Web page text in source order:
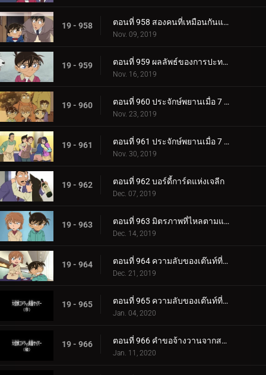
19 - 958 ตอนที่ 958 สองคนที่เหมือนกันแต่เข้ากันไม่ได้[11]
Nov. 09, 2019
19 - 959 ตอนที่ 959 ผลลัพธ์ของการปะทะกัน
Nov. 16, 2019
19 - 960 ตอนที่ 960 ประจักษ์พยานเมื่อ 7 ปีก่อน (ตอนแรก)
Nov. 23, 2019
19 - 961 ตอนที่ 961 ประจักษ์พยานเมื่อ 7 ปีก่อน (ตอนจบ)
Nov. 30, 2019
19 - 962 ตอนที่ 962 บอร์ดี้การ์ดแห่งเจลีก
Dec. 07, 2019
19 - 963 ตอนที่ 963 มิตรภาพที่ไหลตามแม่น้ำ
Dec. 14, 2019
19 - 964 ตอนที่ 964 ความลับของเต๊นท์ที่ถูกเผาไหม้ (ตอนแรก)
Dec. 21, 2019
19 - 965 ตอนที่ 965 ความลับของเต๊นท์ที่ถูกเผาไหม้ (ตอนจบ)
Jan. 04, 2020
19 - 966 ตอนที่ 966 คำขอจ้างวานจากสารวัตรเมงุเระ
Jan. 11, 2020